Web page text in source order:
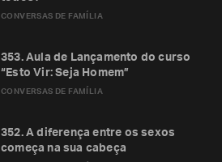
CONVERSAS DE FAMÍLIA
CONVERSAS DE FAMÍLIA
353. Aula de Lançamento do curso
“Esto Vir: Seja Homem”
352. A diferença entre os sexos
começa na sua cabeça